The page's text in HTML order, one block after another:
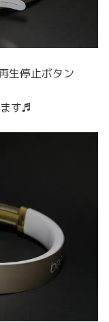
生停止ボタン
す♬